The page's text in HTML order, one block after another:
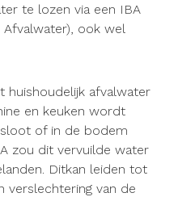
te lozen via een IBA
Afvalwater), ook wel
huishoudelijk afvalwater
en keuken wordt
of in de bodem
zou dit vervuilde water
Ditkan leiden tot
verslechtering van de